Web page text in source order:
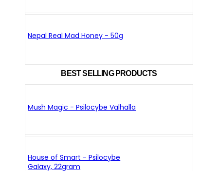
Nepal Real Mad Honey - 50g
BEST SELLING PRODUCTS
Mush Magic - Psilocybe Valhalla
House of Smart - Psilocybe
Galaxy, 22gram